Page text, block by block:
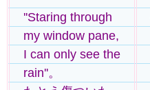
''Staring through
my window pane,
I can only see the
rain''。